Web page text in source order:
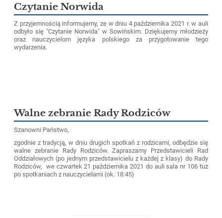
Czytanie Norwida
Z przyjemnością informujemy, ze w dniu 4 października 2021 r. w auli
odbyło się "Czytanie Norwida" w Sowińskim. Dziękujemy młodzieży
oraz nauczycielom języka polskiego za przygotowanie tego
wydarzenia.
Walne zebranie Rady Rodziców
Szanowni Państwo,
zgodnie z tradycją, w dniu drugich spotkań z rodzicami, odbędzie się
walne zebranie Rady Rodziców.Zapraszamy Przedstawicieli Rad
Oddziałowych (po jednym przedstawicielu z każdej z klasy) do Rady
Rodziców, we czwartek 21 października 2021 do auli sala nr 106 tuż
po spotkaniach z nauczycielami (ok. 18:45)